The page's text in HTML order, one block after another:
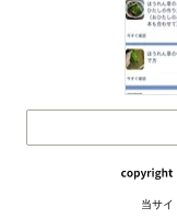
当サイ